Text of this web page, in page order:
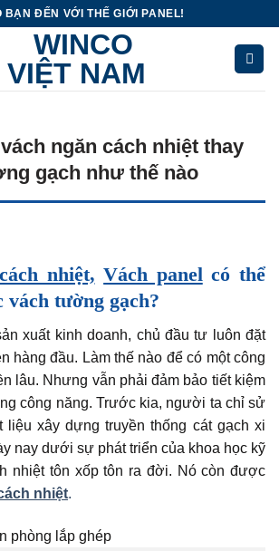
BẠN ĐẾN VỚI THẾ GIỚI PANEL!
ngăn cách nhiệt thay
gạch như thế nào
nhiệt, Vách panel có thể
vách tường gạch?
xuất kinh doanh, chủ đầu tư luôn đặt
hàng đầu. Làm thế nào để có một công
lâu. Nhưng vẫn phải đảm bảo tiết kiệm
công năng. Trước kia, người ta chỉ sử
liệu xây dựng truyền thống cát gạch xi
nay dưới sự phát triển của khoa học kỹ
nhiệt tôn xốp tôn ra đời. Nó còn được
nhiệt.